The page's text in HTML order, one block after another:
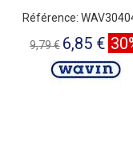
Référence:
9,79 € 6,85 €